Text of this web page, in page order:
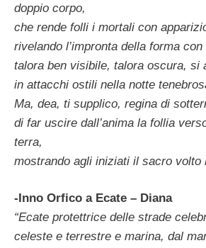
doppio corpo,
che rende folli i mortali con
rivelando l’impronta della forma
talora ben visibile, talora oscura, si
in attacchi ostili nella notte
Ma, dea, ti supplico, regina di
di far uscire dall’anima la follia
terra,
mostrando agli iniziati il sacro volto
-Inno Orfico a Ecate – Diana
“Ecate protettrice delle strade
celeste e terrestre e marina, dal